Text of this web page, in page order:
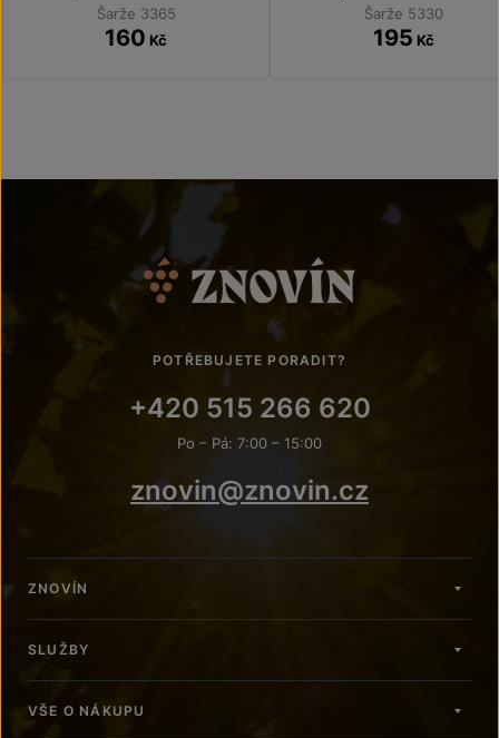
Šarže 3365
160 Kč
Šarže 5330
195 Kč
POTŘEBUJETE PORADIT?
+420 515 266 620
Po – Pá: 7:00 – 15:00
znovin@znovin.cz
ZNOVÍN
SLUŽBY
VŠE O NÁKUPU